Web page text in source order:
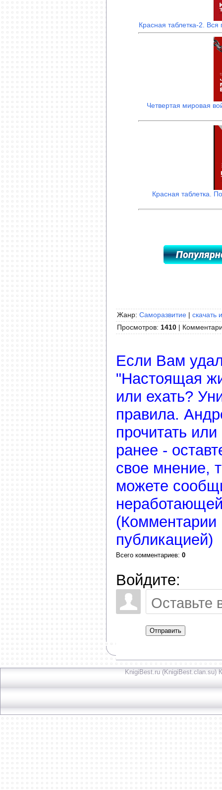
Красная таблетка-2.
Четвертая мировая
Красная таблетка.
Жанр: Саморазвитие | скачать
Просмотров: 1410 |
Если Вам
"Настоящая
или ехать?
правила.
прочитать
ранее -
свое мнение,
можете
(Комментарии
публикацией)
Всего комментариев: 0
Войдите:
Отправить
KnigiBest.ru (KnigiBest.clan.su)